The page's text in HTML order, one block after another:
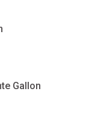
Gallon